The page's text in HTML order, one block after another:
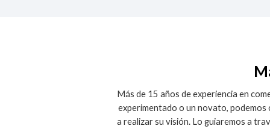
Más de 15 años de experiencia en
experimentado o un novato,
a realizar su visión. Lo guiaremos a